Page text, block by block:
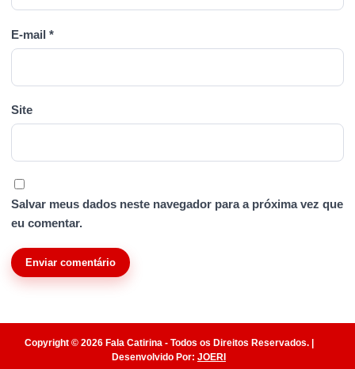
E-mail *
Site
Salvar meus dados neste navegador para a próxima vez que
eu comentar.
Copyright © 2026 Fala Catirina - Todos os Direitos Reservados. |
Desenvolvido Por: JOERI